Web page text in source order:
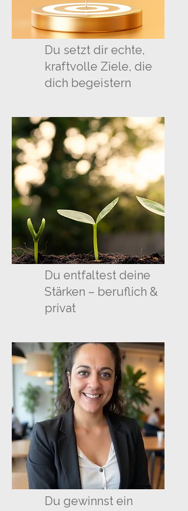
Du setzt dir echte,
kraftvolle Ziele, die
dich begeistern
Du entfaltest deine
Stärken – beruflich &
privat
Du gewinnst ein